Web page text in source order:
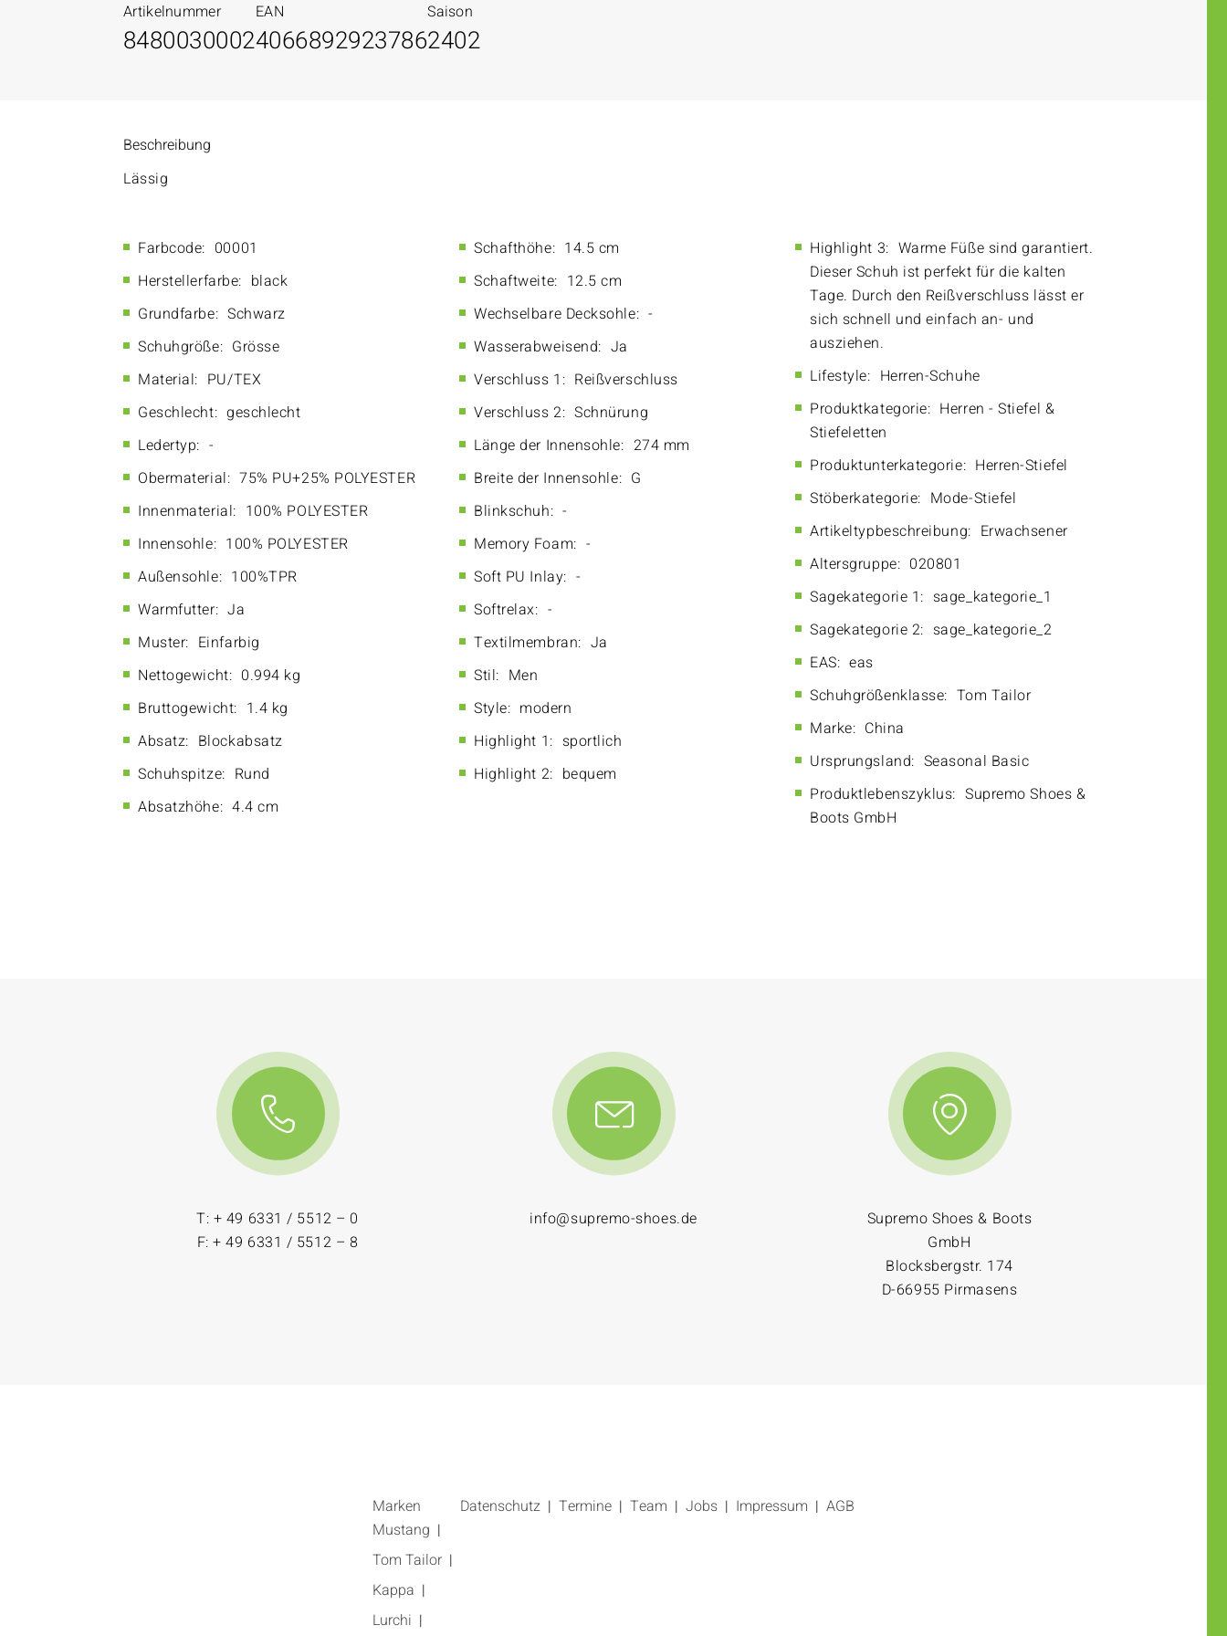
Artikelnummer
8480030002
EAN
4066892923786
Saison
2402
Beschreibung
Lässig
Farbcode: 00001
Herstellerfarbe: black
Grundfarbe: Schwarz
Schuhgröße: Grösse
Material: PU/TEX
Geschlecht: geschlecht
Ledertyp: -
Obermaterial: 75% PU+25% POLYESTER
Innenmaterial: 100% POLYESTER
Innensohle: 100% POLYESTER
Außensohle: 100%TPR
Warmfutter: Ja
Muster: Einfarbig
Nettogewicht: 0.994 kg
Bruttogewicht: 1.4 kg
Absatz: Blockabsatz
Schuhspitze: Rund
Absatzhöhe: 4.4 cm
Schafthöhe: 14.5 cm
Schaftweite: 12.5 cm
Wechselbare Decksohle: -
Wasserabweisend: Ja
Verschluss 1: Reißverschluss
Verschluss 2: Schnürung
Länge der Innensohle: 274 mm
Breite der Innensohle: G
Blinkschuh: -
Memory Foam: -
Soft PU Inlay: -
Softrelax: -
Textilmembran: Ja
Stil: Men
Style: modern
Highlight 1: sportlich
Highlight 2: bequem
Highlight 3: Warme Füße sind garantiert.
Dieser Schuh ist perfekt für die kalten
Tage. Durch den Reißverschluss lässt er
sich schnell und einfach an- und
ausziehen.
Lifestyle: Herren-Schuhe
Produktkategorie: Herren - Stiefel &
Stiefeletten
Produktunterkategorie: Herren-Stiefel
Stöberkategorie: Mode-Stiefel
Artikeltypbeschreibung: Erwachsener
Altersgruppe: 020801
Sagekategorie 1: sage_kategorie_1
Sagekategorie 2: sage_kategorie_2
EAS: eas
Schuhgrößenklasse: Tom Tailor
Marke: China
Ursprungsland: Seasonal Basic
Produktlebenszyklus: Supremo Shoes &
Boots GmbH
T: + 49 6331 / 5512 – 0
F: + 49 6331 / 5512 – 8
info@supremo-shoes.de
Supremo Shoes & Boots
GmbH
Blocksbergstr. 174
D-66955 Pirmasens
Marken
Mustang
Tom Tailor
Kappa
Lurchi
Datenschutz Termine Team Jobs Impressum AGB